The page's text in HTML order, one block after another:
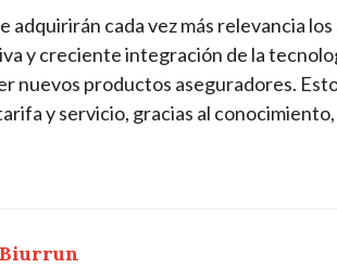
adquirirán cada vez más relevancia
y creciente integración de la
nuevos productos aseguradores.
y servicio, gracias al